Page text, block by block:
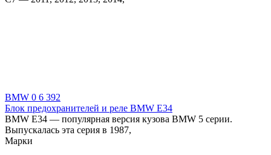
BMW 0 6 392
Блок предохранителей и реле BMW E34
BMW E34 — популярная версия кузова BMW 5 серии.
Выпускалась эта серия в 1987,
Марки